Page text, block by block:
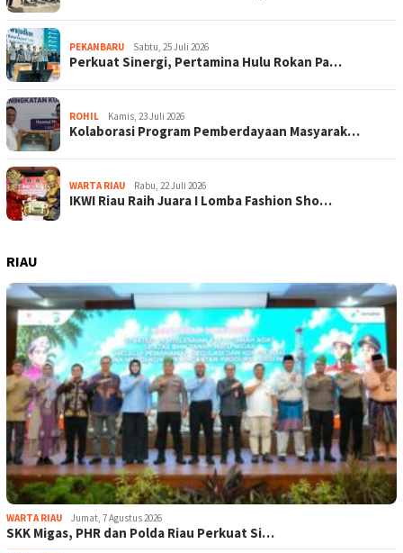
PEKANBARU Sabtu, 25 Juli 2026
Perkuat Sinergi, Pertamina Hulu Rokan Pa…
ROHIL Kamis, 23 Juli 2026
Kolaborasi Program Pemberdayaan Masyarak…
WARTA RIAU Rabu, 22 Juli 2026
IKWI Riau Raih Juara I Lomba Fashion Sho…
RIAU
WARTA RIAU Jumat, 7 Agustus 2026
SKK Migas, PHR dan Polda Riau Perkuat Si…